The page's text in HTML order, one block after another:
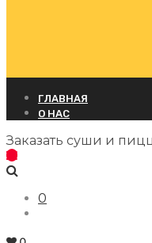
ГЛАВНАЯ
О НАС
Заказать суши и
0